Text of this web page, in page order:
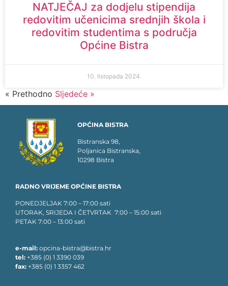
NATJEČAJ za dodjelu stipendija
redovitim učenicima srednjih škola i
redovitim studentima s područja
Općine Bistra
10. listopada 2024.
« Prethodno Sljedeće »
OPĆINA BISTRA
Bistranska 98,
Poljanica Bistranska,
10298 Bistra
RADNO VRIJEME OPĆINE BISTRA
PONEDJELJAK 7:00 – 17:00 sati
UTORAK, SRIJEDA I ČETVRTAK 7:00 – 15:00 sati
PETAK 7:00 – 13:00 sati
e-mail: opcina-bistra@bistra.hr
tel: +385 (0) 1 3390 039
fax: +385 (0) 1 3357 462